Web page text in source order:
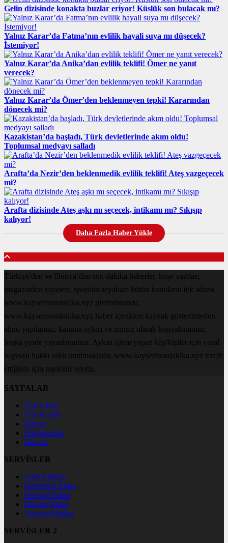
Gelin dizisinde konakta buzlar eriyor! Küslük son bulacak mı?
Yalnız Karar’da Fatma’nın evlilik hayali suya mı düşecek?
İstemiyor!
Yalnız Karar’da Anika’dan evlilik teklifi! Ömer ne yanıt
verecek?
Yalnız Karar’da Ömer’den beklenmeyen tepki! Kararından
dönecek mi?
Kazakistan’da başladı, Türk devletlerinde akım oldu!
Toplumsal medyayı salladı
Arafta’da Nezir’den beklenmedik evlilik teklifi! Ateş vazgeçecek
mi?
Arafta dizisinde Ateş aşkı mı seçecek, intikamı mı? Sıkışıp
kalıyor!
Daha Fazla Haber Yükle
Türkiye'den ve Dünya’dan son dakika haberler, köşe yazıları,
magazinden siyasete, spordan seyahate bütün konuların tek adresi
www.kayserisondakika.xyz platformunda;
www.kayserisondakika.xyz haber içerikleri kaynak gösterilmeden
alıntı yapılamaz, kanuna aykırı ve izinsiz olarak kopyalanamaz,
başka yerde yayınlanamaz. Aykırı işlem yapan kişi/kişiler için yasal
başvuru hakkı saklı tutulmaktadır. www.kayserisondakika.xyz tercih
ettiğiniz için teşekkür ederiz.
SAYFALAR
Üye Girişi
Üye Kaydı
Künye
Hakkımızda
İletişim
SERVİSLER
Futbol İddaa
Basketbol İddaa
Hentbol İddaa
Bilardo İddaa
Voleybol İddaa
SERVİSLER 2